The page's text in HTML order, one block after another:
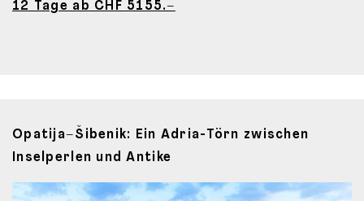
12 Tage ab CHF 5155.–
Opatija–Šibenik: Ein Adria-Törn zwischen
Inselperlen und Antike